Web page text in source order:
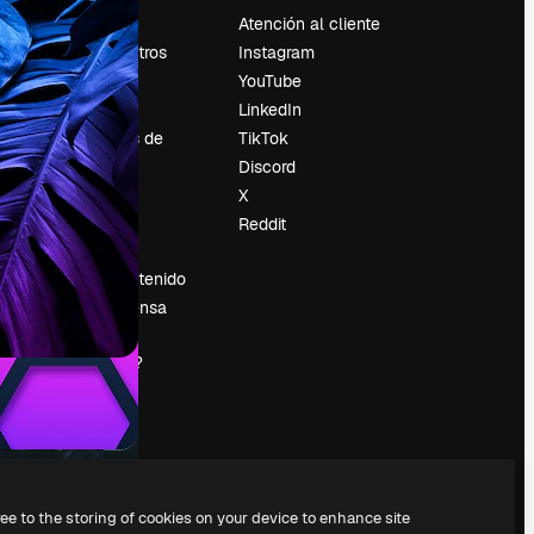
Precios
Sobre nosotros
Reviews
Empleo
Tendencias de
búsqueda
Blog
Eventos
Slidesgo
Vender contenido
Sala de prensa
¿Buscas
magnific.ai?
Atención al cliente
Instagram
YouTube
LinkedIn
TikTok
Discord
X
Reddit
to the storing of cookies on your device to enhance site